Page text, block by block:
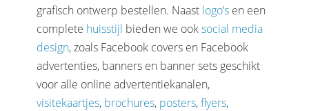
grafisch ontwerp bestellen. Naast logo’sen een
complete huisstijl bieden we ooksocial media
design, zoals Facebook covers en Facebook
advertenties, banners en banner sets geschikt
voor alle online advertentiekanalen,
visitekaartjes, brochures, posters,flyers,